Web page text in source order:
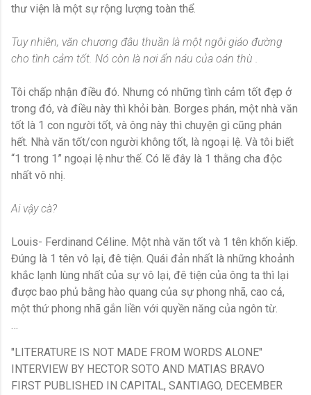
thư viện là một sự rộng lượng toàn thể.
Tuy nhiên, văn chương đâu thuần là một ngôi giáo đường
cho tình cảm tốt. Nó còn là nơi ẩn náu của oán thù .
Tôi chấp nhận điều đó. Nhưng có những tình cảm tốt đẹp ở
trong đó, và điều này thì khỏi bàn. Borges phán, một nhà văn
tốt là 1 con người tốt, và ông này thì chuyện gì cũng phán
hết. Nhà văn tốt/con người không tốt, là ngoại lệ. Và tôi biết
“1 trong 1” ngoại lệ như thế. Có lẽ đây là 1 thằng cha độc
nhất vô nhị.
Ai vậy cà?
Louis- Ferdinand Céline. Một nhà văn tốt và 1 tên khốn kiếp.
Đúng là 1 tên vô lại, đê tiện. Quái đản nhất là những khoảnh
khắc lạnh lùng nhất của sự vô lại, đê tiện của ông ta thì lại
được bao phủ bằng hào quang của sự phong nhã, cao cả,
một thứ phong nhã gắn liền với quyền năng của ngôn từ.
…
"LITERATURE IS NOT MADE FROM WORDS ALONE"
INTERVIEW BY HECTOR SOTO AND MATIAS BRAVO
FIRST PUBLISHED IN CAPITAL, SANTIAGO, DECEMBER